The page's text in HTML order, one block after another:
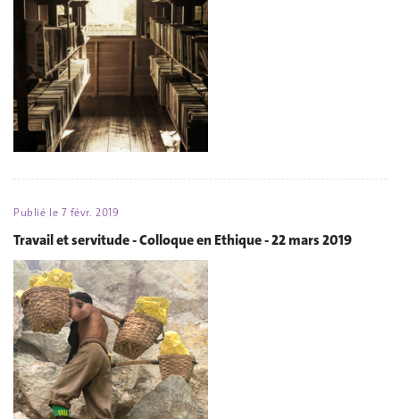
Publié le 7 févr. 2019
Travail et servitude - Colloque en Ethique - 22 mars 2019